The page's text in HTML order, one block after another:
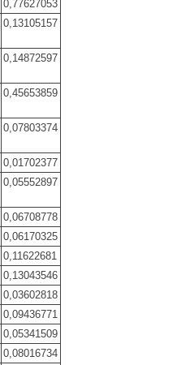
0,77627053
0,13105157
0,14872597
0,45653859
0,07803374
0,01702377
0,05552897
0,06708778
0,06170325
0,11622681
0,13043546
0,03602818
0,09436771
0,05341509
0,08016734